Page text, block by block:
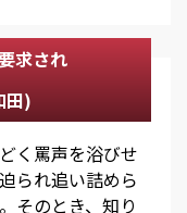
求され
田)
く罵声を浴びせ
られ追い詰めら
そのとき、知り